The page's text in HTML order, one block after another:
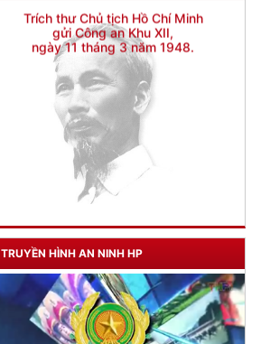
TRUYỀN HÌNH AN NINH HP